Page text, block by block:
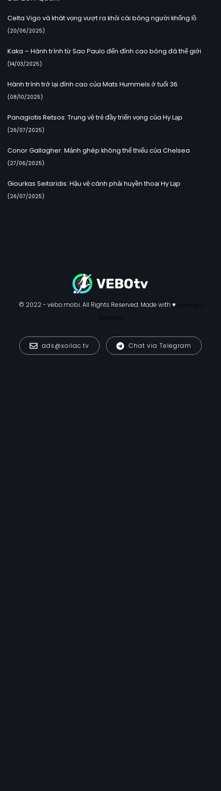
Celta Vigo và khát vọng vượt ra khỏi cái bóng người khổng lồ
(20/06/2025)
Kaka – Hành trình từ Sao Paulo đến đỉnh cao bóng đá thế giới
(14/03/2025)
Hành trình trở lại đỉnh cao của Mats Hummels ở tuổi 36
(08/10/2025)
Panagiotis Retsos: Trung vệ trẻ đầy triển vọng của Hy Lạp
(26/07/2025)
Conor Gallagher: Mảnh ghép không thể thiếu của Chelsea
(27/06/2025)
Giourkas Seitaridis: Hậu vệ cánh phải huyền thoại Hy Lạp
(26/07/2025)
© 2022 - vebo.mobi. All Rights Reserved. Made with ♥ gavangtv
bongdalu
ads@xoilac.tv Chat via Telegram